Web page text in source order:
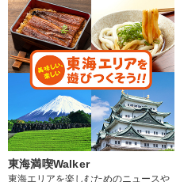
東海満喫Walker
東海エリアを楽しむためのニュースや